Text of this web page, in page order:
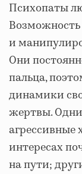
Психопаты
и
Они
пальца,
динамики
жертвы.
агрессивные
интересах
на пути;